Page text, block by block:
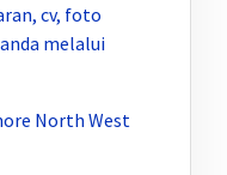
cv, foto
melalui
North West